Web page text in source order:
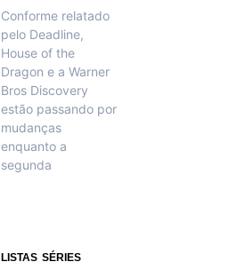
Conforme relatado
pelo Deadline,
House of the
Dragon e a Warner
Bros Discovery
estão passando por
mudanças
enquanto a
segunda
LISTAS SÉRIES